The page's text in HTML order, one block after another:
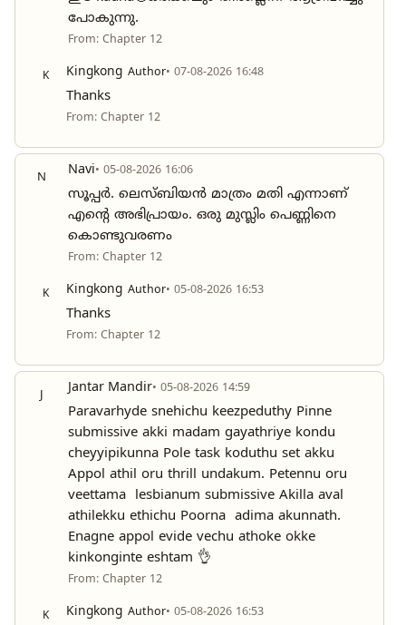
പോകുന്നു.
From: Chapter 12
K Kingkong Author• 07-08-2026 16:48
Thanks
From: Chapter 12
N Navi• 05-08-2026 16:06
സൂപ്പർ. ലെസ്ബിയൻ മാത്രം മതി എന്നാണ്
എന്റെ അഭിപ്രായം. ഒരു മുസ്ലിം പെണ്ണിനെ
കൊണ്ടുവരണം
From: Chapter 12
K Kingkong Author• 05-08-2026 16:53
Thanks
From: Chapter 12
Jantar Mandir• 05-08-2026 14:59
Paravarhyde snehichu keezpeduthy Pinne
submissive akki madam gayathriye kondu
cheyyipikunna Pole task koduthu set akku
Appol athil oru thrill undakum. Petennu oru
veettama lesbianum submissive Akilla aval
athilekku ethichu Poorna adima akunnath.
Enagne appol evide vechu athoke okke
kinkonginte eshtam 👌
From: Chapter 12
K Kingkong Author• 05-08-2026 16:53